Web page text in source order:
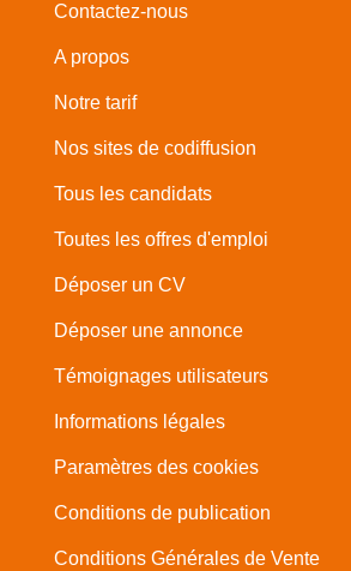
Contactez-nous
A propos
Notre tarif
Nos sites de codiffusion
Tous les candidats
Toutes les offres d'emploi
Déposer un CV
Déposer une annonce
Témoignages utilisateurs
Informations légales
Paramètres des cookies
Conditions de publication
Conditions Générales de Vente